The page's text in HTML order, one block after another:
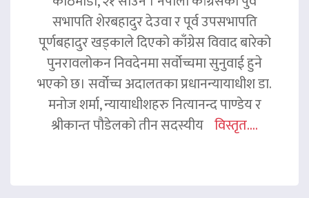
सभापति शेरबहादुर देउवा र पूर्व उपसभापति
पूर्णबहादुर खड्काले दिएको काँग्रेस विवाद बारेको
पुनरावलोकन निवदेनमा सर्वोच्चमा सुनुवाई हुने
भएको छ। सर्वोच्च अदालतका प्रधानन्यायाधीश डा.
मनोज शर्मा, न्यायाधीशहरु नित्यानन्द पाण्डेय र
श्रीकान्त पौडेलको तीन सदस्यीय विस्तृत....